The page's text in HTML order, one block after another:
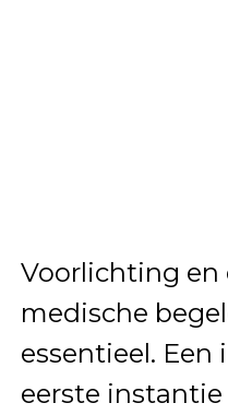
Voorlichting en
medische
essentieel. Een
eerste